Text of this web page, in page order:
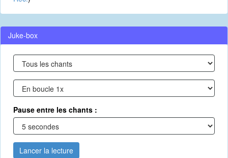
Juke-box
Pause entre les chants :
Lancer la lecture